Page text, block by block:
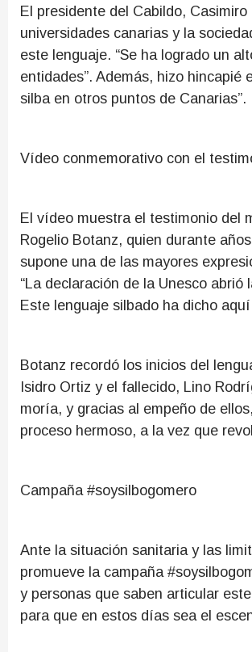
El presidente del Cabildo,
universidades canarias y la
este lenguaje. “Se ha logrado un
entidades”. Además, hizo hincapié
silba en otros puntos de Canarias”.
Vídeo conmemorativo con el
El vídeo muestra el testimonio del
Rogelio Botanz, quien durante
supone una de las mayores
“La declaración de la Unesco
Este lenguaje silbado ha dicho
Botanz recordó los inicios del
Isidro Ortiz y el fallecido, Lino
moría, y gracias al empeño de
proceso hermoso, a la vez que
Campaña #soysilbogomero
Ante la situación sanitaria y las
promueve la campaña
y personas que saben articular
para que en estos días sea el